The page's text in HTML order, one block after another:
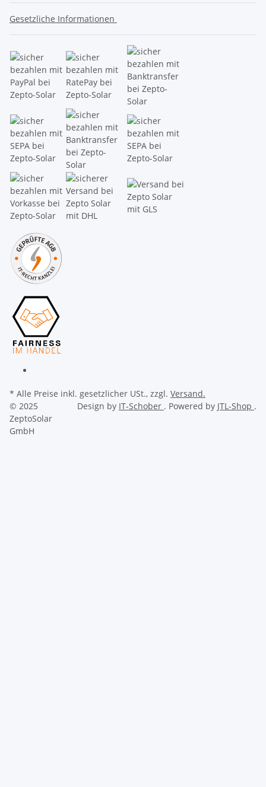
Gesetzliche Informationen
* Alle Preise inkl. gesetzlicher USt., zzgl. Versand.
© 2025
ZeptoSolar
GmbH
Design by IT-Schober . Powered by JTL-Shop .